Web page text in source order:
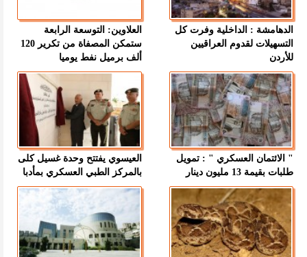
الدهامشة : الداخلية وفرت كل
التسهيلات لقدوم العراقيين
للأردن
العلاوين: التوسعة الرابعة
ستمكن المصفاة من تكرير 120
ألف برميل نفط يوميا
" الائتمان العسكري " : تمويل
طلبات بقيمة 13 مليون دينار
العيسوي يفتتح وحدة غسيل كلى
بالمركز الطبي العسكري بمأدبا